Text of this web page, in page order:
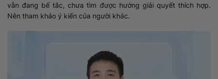
vẫn đang bế tắc, chưa tìm được hướng giải quyết thích hợp.
Nên tham khảo ý kiến của người khác.